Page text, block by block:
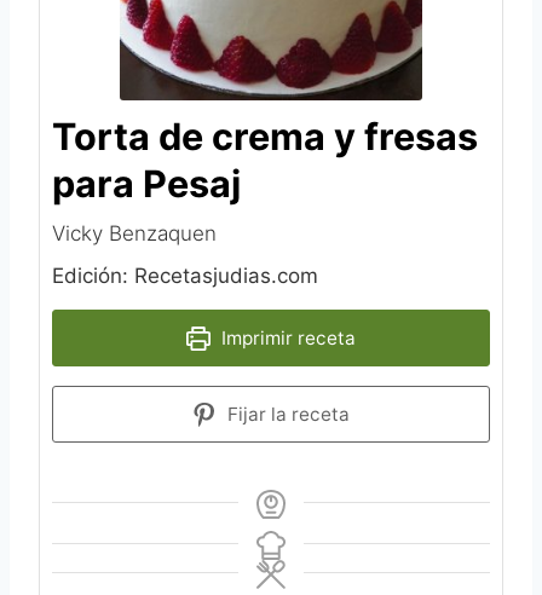
Torta de crema y fresas
para Pesaj
Vicky Benzaquen
Edición: Recetasjudias.com
Imprimir receta
Fijar la receta